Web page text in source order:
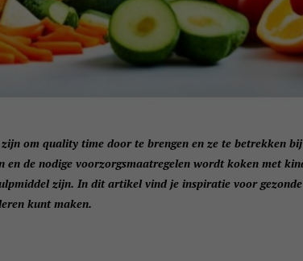
om quality time door te brengen en ze te betrekken
de nodige voorzorgsmaatregelen wordt koken met
zijn. In dit artikel vind je inspiratie voor
kunt maken.